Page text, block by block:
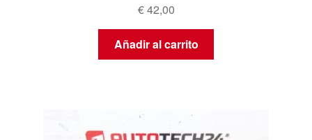
€42,00
Añadir al carrito